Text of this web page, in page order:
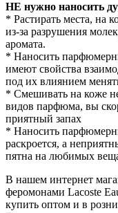
НЕ нужно наносить ду
* Растирать места, на
из-за разрушения
аромата.
* Наносить
имеют свойства
под их влиянием
* Смешивать на коже
видов парфюма, вы
приятный запах
* Наносить
раскроется, а
пятна на любимых
В нашем интернет
феромонами Lacoste
купить оптом и в